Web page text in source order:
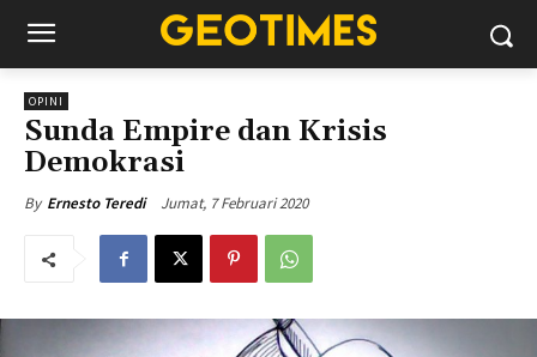
OPINI
Sunda Empire dan Krisis
Demokrasi
By Ernesto Teredi Jumat, 7 Februari 2020